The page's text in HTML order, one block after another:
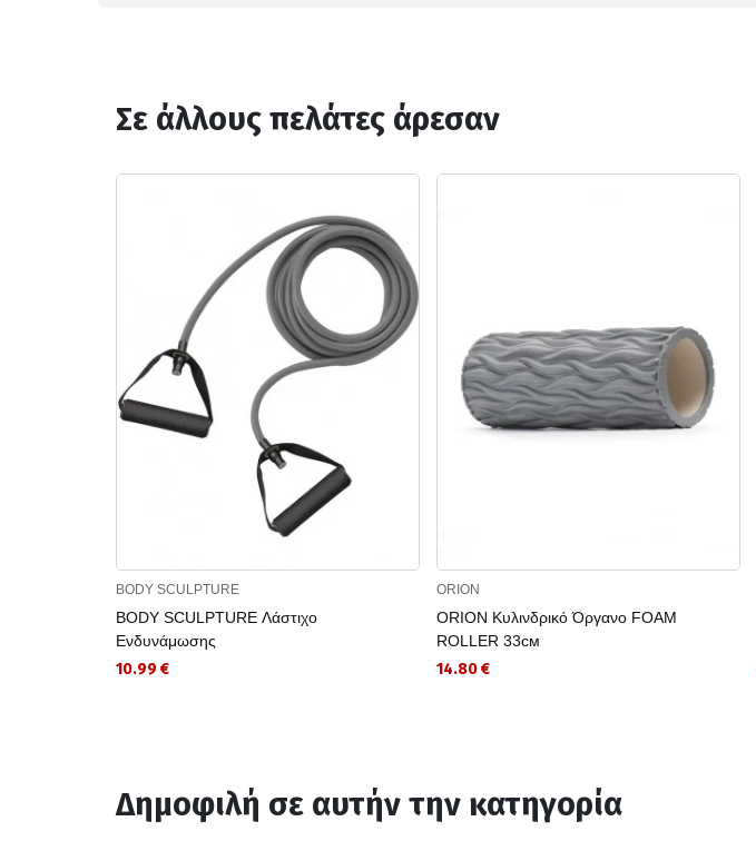
Σε άλλους πελάτες άρεσαν
BODY SCULPTURE
BODY SCULPTURE Λάστιχο
Ενδυνάμωσης
10.99 €
ORION
ORION Κυλινδρικό Όργανο FOAM
ROLLER 33см
14.80 €
Δημοφιλή σε αυτήν την κατηγορία